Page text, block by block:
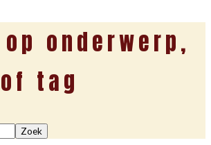
onderwerp,
tag